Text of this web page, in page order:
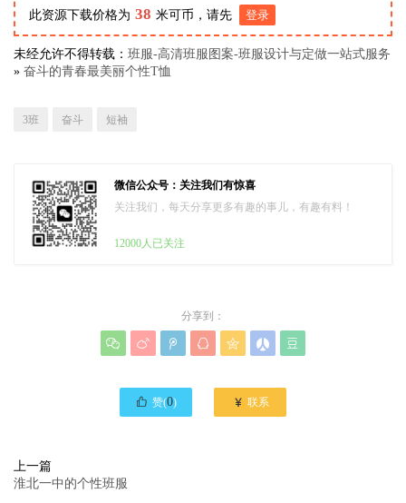
此资源下载价格为 38 米可币，请先 登录
未经允许不得转载： 班服-高清班服图案-班服设计与定做一站式服务
» 奋斗的青春最美丽个性T恤
3班 奋斗 短袖
微信公众号：关注我们有惊喜
关注我们，每天分享更多有趣的事儿，有趣有料！
12000人已关注
分享到：
      
 赞(0)  联系
上一篇
淮北一中的个性班服